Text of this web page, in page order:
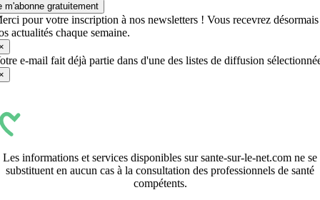
m'abonne gratuitement
pour votre inscription à nos newsletters ! Vous recevrez désormais
actualités chaque semaine.
e-mail fait déjà partie dans d'une des listes de diffusion
Les informations et services disponibles sur sante-sur-le-net.com ne se
substituent en aucun cas à la consultation des professionnels de santé
compétents.